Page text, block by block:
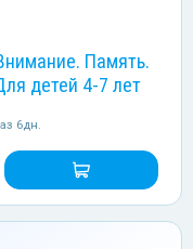
Память.
детей 4-7 лет
6дн.